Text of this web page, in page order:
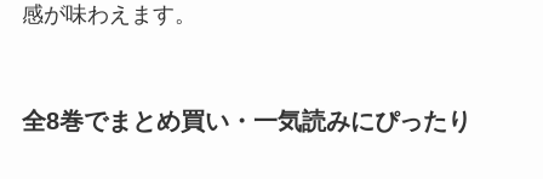
感が味わえます。
全8巻でまとめ買い・一気読みにぴったり